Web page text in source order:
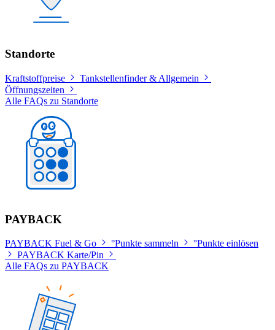
Standorte
Kraftstoffpreise
Tankstellenfinder & Allgemein
Öffnungszeiten
Alle FAQs zu Standorte
PAYBACK
PAYBACK Fuel & Go °Punkte sammeln
°Punkte einlösen
PAYBACK Karte/Pin
Alle FAQs zu PAYBACK